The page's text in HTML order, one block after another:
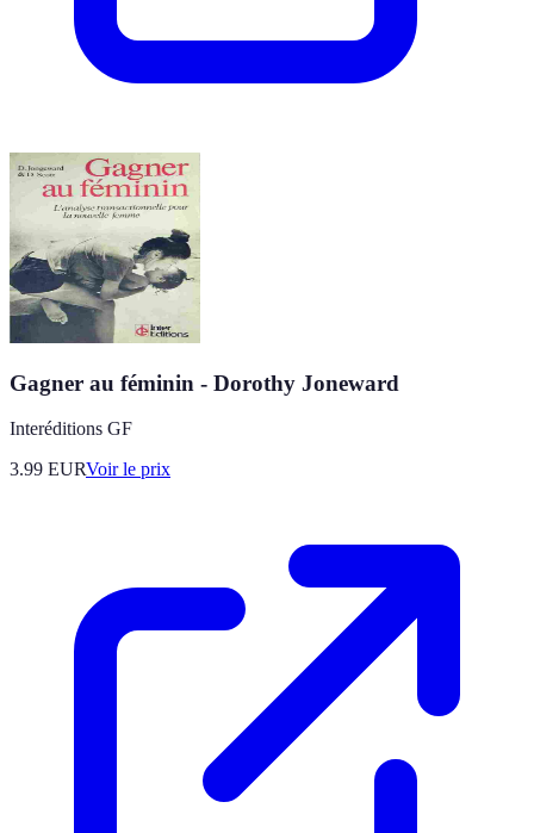
Gagner au féminin - Dorothy Joneward
Interéditions GF
3.99 EURVoir le prix